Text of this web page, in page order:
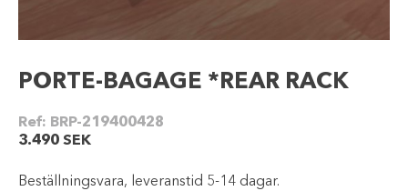
PORTE-BAGAGE *REAR RACK
Ref: BRP-219400428
3.490 SEK
Beställningsvara, leveranstid 5-14 dagar.